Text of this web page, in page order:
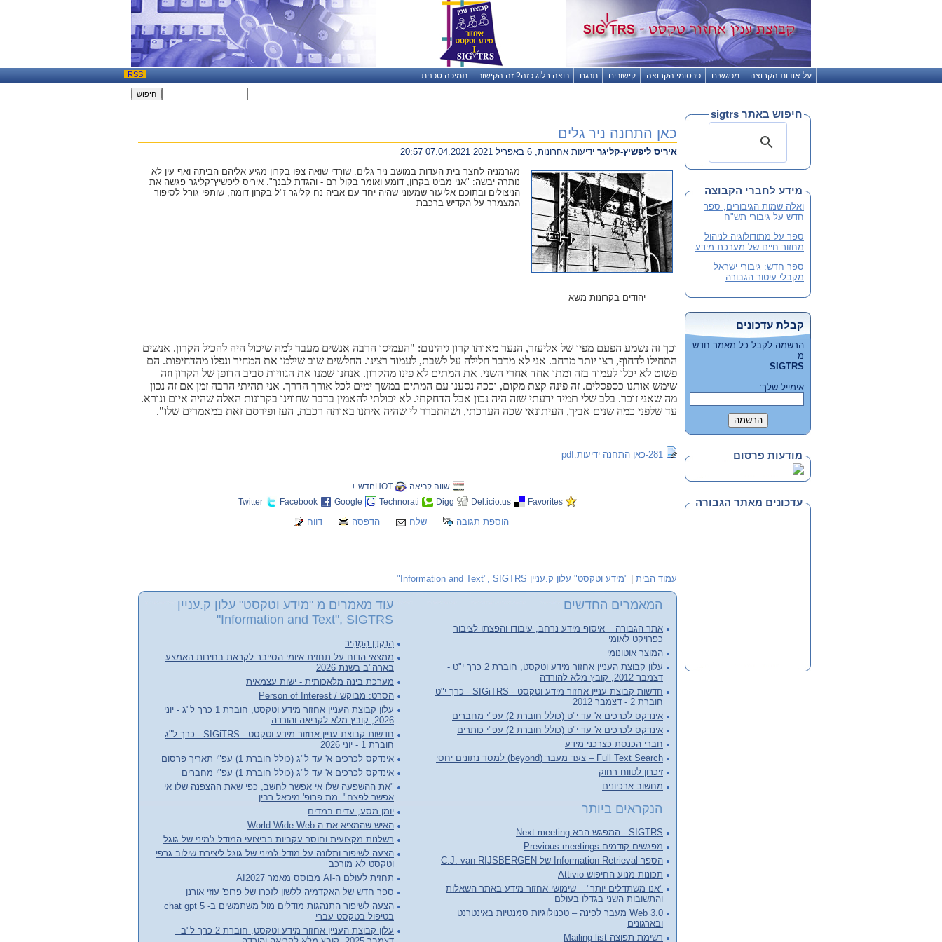
RSS על אודות הקבוצה מפגשים פרסומי הקבוצה קישורים תרגם רוצה בלוג כזה? זה הקישור תמיכה טכנית
כאן התחנה ניר גלים
איריס ליפשיץ-קליגר ידיעות אחרונות, 6 באפריל 2021 07.04.2021 20:57
יהודים בקרונות משא
מגרמניה לחצר בית העדות במושב ניר גלים. שורדי שואה צפו בקרון מגיע אליהם הביתה ואף עין לא
נותרה יבשה: "אני מביט בקרון, דומע ואומר בקול רם - והגדת לבנך". איריס ליפשיץ־קליגר פגשה את
הניצולים ובתוכם אליעזר שמעוני שהיה יחד עם אביה נח קליגר ז"ל בקרון דומה, שותפי גורל לסיפור
המצמרר על הקדיש ברכבת
וכך זה נשמע הפעם מפיו של אליעזר, הנער מאותו קרון גיהינום: "העמיסו הרבה אנשים מעבר למה שיכול היה להכיל הקרון. אנשים
התחילו לדחוף, רצו יותר מרחב. אני לא מדבר חלילה על לשבת, לעמוד רצינו. החלשים שוב שילמו את המחיר ונפלו מהדחיפות. הם
פשוט לא יכלו לעמוד בזה ומתו אחד אחרי השני. את המתים לא פינו מהקרון. אנחנו שמנו את הגוויות סביב הדופן של הקרון וזה
שימש אותנו כספסלים. זה פינה קצת מקום, וככה נסענו עם המתים במשך ימים לכל אורך הדרך. אני תהיתי הרבה זמן אם זה נכון
מה שאני זוכר. בלב שלי תמיד ידעתי שזה היה נכון אבל הדחקתי. לא יכולתי להאמין בדבר שחווינו בקרונות האלה שהיה איום ונורא.
עד שלפני כמה שנים אביך, העיתונאי שכה הערכתי, ושהתברר לי שהיה איתנו באותה רכבת, העז ופירסם זאת במאמרים שלו".
281-כאן התחנה ידיעות.pdf
שווה קריאה
HOTחדש +
Favorites
Del.icio.us
Digg
Technorati
Google
Facebook
Twitter
הוספת תגובה שלח הדפסה דווח
עמוד הבית "מידע וטקסט" עלון ק.עניין Information and Text", SIGTRS"
המאמרים החדשים
אתר הגבורה – איסוף מידע נרחב, עיבודו והפצתו לציבור
כפרויקט לאומי
המוצר אוטונומי
עלון קבוצת העניין אחזור מידע וטקסט, חוברת 2 כרך י"ט -
דצמבר 2012, קובץ מלא להורדה
חדשות קבוצת עניין אחזור מידע וטקסט - SIGiTRS - כרך י"ט
חוברת 2 - דצמבר 2012
אינדקס לכרכים א' עד י"ט (כולל חוברת 2) עפ"י מחברים
אינדקס לכרכים א' עד י"ט (כולל חוברת 2) עפ"י כותרים
חברי הכנסת כצרכני מידע
Full Text Search – צעד מעבר (beyond) למסד נתונים יחסי
זיכרון לטווח רחוק
מחשוב ארכיונים
הנקראים ביותר
SIGTRS - המפגש הבא Next meeting
מפגשים קודמים Previous meetings
הספר Information Retrieval של C.J. van RIJSBERGEN
תכונות מנוע החיפוש Attivio
"אנו משתדלים יותר" – שימושי אחזור מידע באתר השאלות
והתשובות השני בגדלו בעולם
Web 3.0 מעבר לפינה – טכנולוגיות סמנטיות באינטרנט
ובארגונים
רשימת תפוצה Mailing list
עוד מאמרים מ "מידע וטקסט" עלון ק.עניין
Information and Text", SIGTRS"
הַנַּקְדָן הַמָּהִיר
ממצאי הדוח על תחזית איומי הסייבר לקראת בחירות האמצע
בארה"ב בשנת 2026
מערכת בינה מלאכותית - ישות עצמאית
הסרט: מבוקש / Person of Interest
עלון קבוצת העניין אחזור מידע וטקסט, חוברת 1 כרך ל"ג - יוני
2026, קובץ מלא לקריאה והורדה
חדשות קבוצת עניין אחזור מידע וטקסט - SIGiTRS - כרך ל"ג
חוברת 1 - יוני 2026
אינדקס לכרכים א' עד ל"ג (כולל חוברת 1) עפ"י תאריך פרסום
אינדקס לכרכים א' עד ל"ג (כולל חוברת 1) עפ"י מחברים
"את ההשפעה שלו אי אפשר לחשב, כפי שאת ההצפנה שלו אי
אפשר לפצח": מת פרופ' מיכאל רבין
יומן מסע, עדים במדים
האיש שהמציא את ה World Wide Web
רשלנות מקצועית וחוסר עקביות בביצועי המודל ג'מיני של גוגל
הצעה לשיפור ותלונה על מודל ג'מיני של גוגל ליצירת שילוב גרפי
וטקסט לא מורכב
תחזית לעולם ה-AI מבוסס מאמר AI2027
ספר חדש של האקדמיה ללשון לזכרו של פרופ' עוזי אורנן
הצעה לשיפור התנהגות מודלים מול משתמשים ב- chat gpt 5
בטיפול בטקסט עברי
עלון קבוצת העניין אחזור מידע וטקסט, חוברת 2 כרך ל"ב -
חיפוש באתר sigtrs
מידע לחברי הקבוצה
ואלה שמות הגיבורים, ספר
חדש על גיבורי תש"ח
ספר על מתודולוגיה לניהול
מחזור חיים של מערכת מידע
ספר חדש: גיבורי ישראל
מקבלי עיטור הגבורה
קבלת עדכונים
הרשמה לקבל כל מאמר חדש
מ
SIGTRS
אימייל שלך:
מודעות פרסום
עדכונים מאתר הגבורה